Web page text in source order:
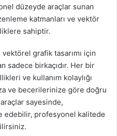
düzeyde araçlar sunan
katmanları ve vektör
sahiptir.
grafik tasarımı için
sadece birkaçıdır. Her bir
ve kullanım kolaylığı
ve becerilerinize göre doğru
sayesinde,
edebilir, profesyonel kalitede